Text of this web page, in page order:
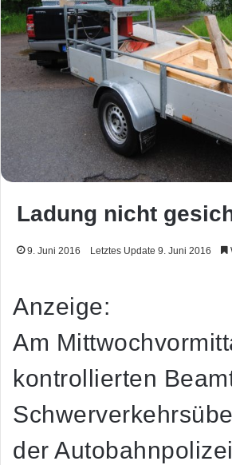
Ladung nicht
9. Juni 2016 Letztes Update 9. Juni 2016
Anzeige:
Am
kontrollierten
der Autobahnpolizei